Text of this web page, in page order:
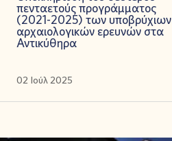
πενταετούς προγράμματος
(2021-2025) των υποβρύχιων
αρχαιολογικών ερευνών στα
Αντικύθηρα
02 Ιούλ 2025